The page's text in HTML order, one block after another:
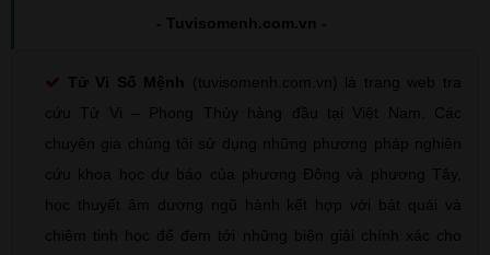
- Tuvisomenh.com.vn -
Tử Vi Số Mệnh
(tuvisomenh.com.vn) là trang web tra
cứu Tử Vi – Phong Thủy hàng đầu tại Việt Nam. Các
chuyên gia chúng tôi sử dụng những phương pháp nghiên
cứu khoa học dự báo của phương Đông và phương Tây,
học thuyết âm dương ngũ hành kết hợp với bát quái và
chiêm tinh học để đem tới những biện giải chính xác cho